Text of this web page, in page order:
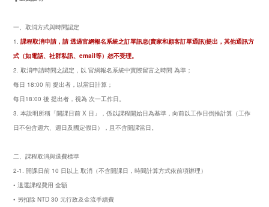
一、取消方式與時間認定
1 . 課程取消申請，請 透過官網報名系統之訂單訊息(賣家和顧客訂單通訊)提出，其他通訊方
式 （如電話、社群私訊、email等）恕不受理。
2. 取消申請時間之認定，以 官網報名系統中實際留言之時間 為準；
每日 18:00 前 提出者，以當日計算；
每日18:00 後 提出者，視為 次一工作日。
3. 本說明所稱「開課日前 X 日」，係以課程開始日為基準，向前以工作日倒推計算（工作
日不包含週六、週日及國定假日），且不含開課當日。
二、課程取消與退費標準
2-1. 開課日前 10 日以上 取消（不含開課日，時間計算方式依前項辦理）
• 退還課程費用 全額
• 另扣除 NTD 30 元行政及金流手續費